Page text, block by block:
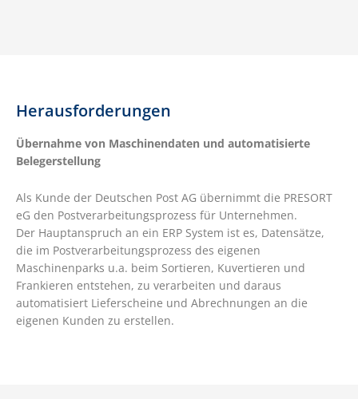
Herausforderungen
Übernahme von Maschinendaten und automatisierte
Belegerstellung
Als Kunde der Deutschen Post AG übernimmt die PRESORT
eG den Postverarbeitungsprozess für Unternehmen.
Der Hauptanspruch an ein ERP System ist es, Datensätze,
die im Postverarbeitungsprozess des eigenen
Maschinenparks u.a. beim Sortieren, Kuvertieren und
Frankieren entstehen, zu verarbeiten und daraus
automatisiert Lieferscheine und Abrechnungen an die
eigenen Kunden zu erstellen.